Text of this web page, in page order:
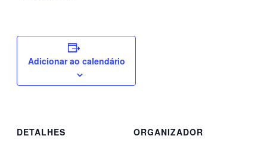
Adicionar ao calendário
DETALHES
ORGANIZADOR